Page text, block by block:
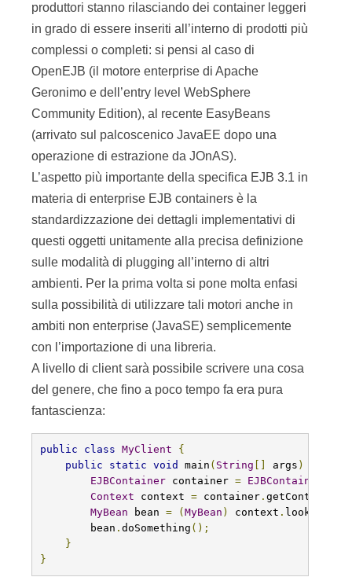
produttori stanno rilasciando dei container leggeri
in grado di essere inseriti all’interno di prodotti più
complessi o completi: si pensi al caso di
OpenEJB (il motore enterprise di Apache
Geronimo e dell’entry level WebSphere
Community Edition), al recente EasyBeans
(arrivato sul palcoscenico JavaEE dopo una
operazione di estrazione da JOnAS).
L’aspetto più importante della specifica EJB 3.1 in
materia di enterprise EJB containers è la
standardizzazione dei dettagli implementativi di
questi oggetti unitamente alla precisa definizione
sulle modalità di plugging all’interno di altri
ambienti. Per la prima volta si pone molta enfasi
sulla possibilità di utilizzare tali motori anche in
ambiti non enterprise (JavaSE) semplicemente
con l’importazione di una libreria.
A livello di client sarà possibile scrivere una cosa
del genere, che fino a poco tempo fa era pura
fantascienza:
public class MyClient
{
public
static void main ( String args )
EJBContainer container =
Context context = container . getContext
MyBean bean = ( MyBean ) context . lookup
bean . doSomething ();
}
}